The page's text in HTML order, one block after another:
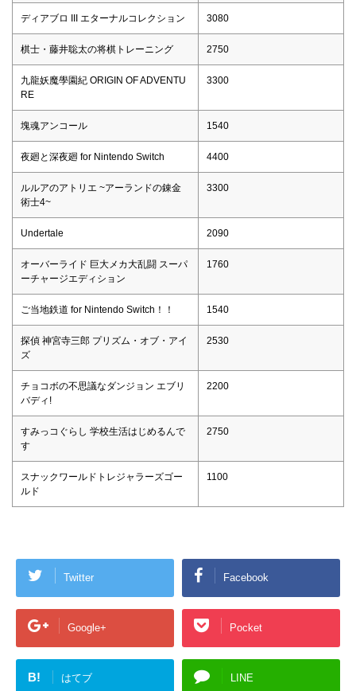
ディアブロ III エターナルコレクション 3080
棋士・藤井聡太の将棋トレーニング 2750
九龍妖魔學園紀 ORIGIN OF ADVENTU
RE
3300
塊魂アンコール 1540
夜廻と深夜廻 for Nintendo Switch 4400
ルルアのアトリエ ~アーランドの錬金
術士4~
3300
Undertale 2090
オーバーライド 巨大メカ大乱闘 スーパ
ーチャージエディション
1760
ご当地鉄道 for Nintendo Switch！！ 1540
探偵 神宮寺三郎 プリズム・オブ・アイ
ズ
2530
チョコボの不思議なダンジョン エブリ
バディ!
2200
すみっコぐらし 学校生活はじめるんで
す
2750
スナックワールドトレジャラーズゴー
ルド
1100
Twitter Facebook
Google+ Pocket
B! はてブ LINE